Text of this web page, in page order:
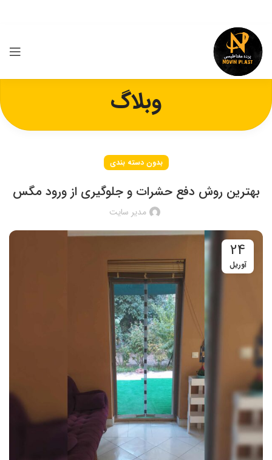
وبلاگ
بدون دسته بندی
بهترین روش دفع حشرات و جلوگیری از ورود مگس
مدیر سایت
24
آوریل